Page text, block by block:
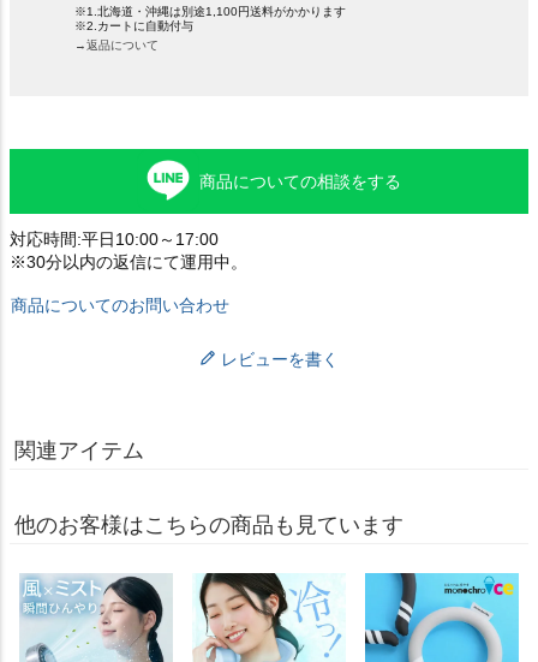
※1.北海道・沖縄は別途1,100円送料がかかります
※2.カートに自動付与
→返品について
商品についての相談をする
対応時間:平日10:00～17:00
※30分以内の返信にて運用中。
商品についてのお問い合わせ
レビューを書く
関連アイテム
他のお客様はこちらの商品も見ています